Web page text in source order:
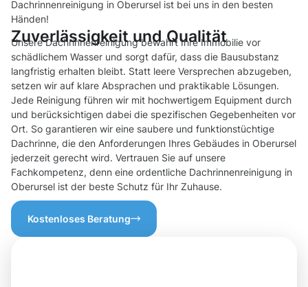
Dachrinnenreinigung in Oberursel ist bei uns in den besten
Händen!
Zuverlässigkeit und Qualität
Unsere Dachrinnenreinigung bewahrt Ihre Immobilie vor
schädlichem Wasser und sorgt dafür, dass die Bausubstanz
langfristig erhalten bleibt. Statt leere Versprechen abzugeben,
setzen wir auf klare Absprachen und praktikable Lösungen.
Jede Reinigung führen wir mit hochwertigem Equipment durch
und berücksichtigen dabei die spezifischen Gegebenheiten vor
Ort. So garantieren wir eine saubere und funktionstüchtige
Dachrinne, die den Anforderungen Ihres Gebäudes in Oberursel
jederzeit gerecht wird. Vertrauen Sie auf unsere
Fachkompetenz, denn eine ordentliche Dachrinnenreinigung in
Oberursel ist der beste Schutz für Ihr Zuhause.
Kostenloses Beratung